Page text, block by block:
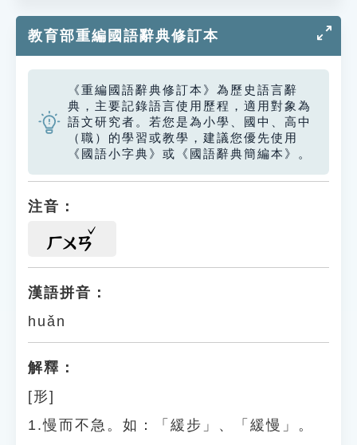
教育部重編國語辭典修訂本
《重編國語辭典修訂本》為歷史語言辭
典，主要記錄語言使用歷程，適用對象為
語文研究者。若您是為小學、國中、高中
（職）的學習或教學，建議您優先使用
《國語小字典》或《國語辭典簡編本》。
注音：
ㄏㄨㄢ
漢語拼音：
huǎn
解釋：
[形]
1.慢而不急。如：「緩步」、「緩慢」。